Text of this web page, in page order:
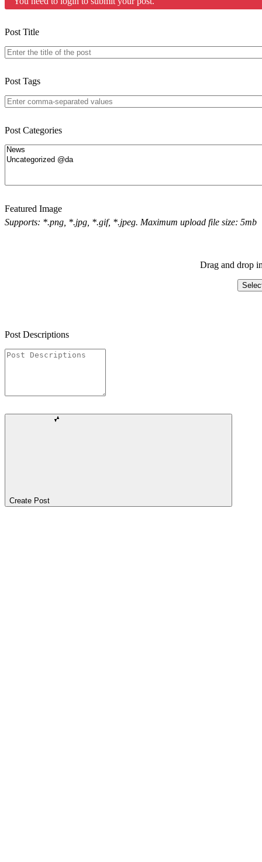
Post Title
Post Tags
Post Categories
Featured Image
Supports: *.png, *.jpg, *.gif, *.jpeg. Maximum upload file size: 5mb
Drag and drop
Post Descriptions
Create Post